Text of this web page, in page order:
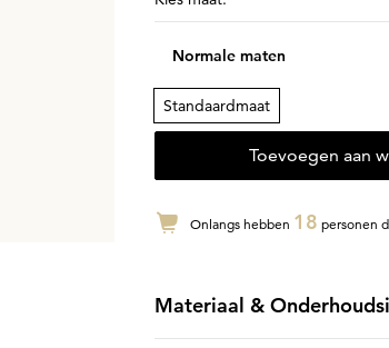
Normale maten
Standaardmaat
Toevoegen aan
Onlangs hebben 18 personen
Materiaal &